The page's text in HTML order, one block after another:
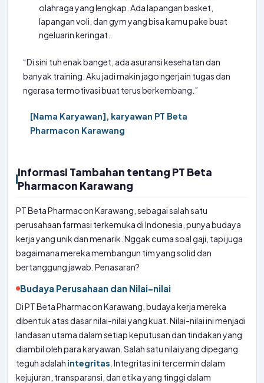
olahraga yang lengkap. Ada lapangan basket,
lapangan voli, dan gym yang bisa kamu pake buat
ngeluarin keringat.
“Di sini tuh enak banget, ada asuransi kesehatan dan
banyak training. Aku jadi makin jago ngerjain tugas dan
ngerasa termotivasi buat terus berkembang.”
[Nama Karyawan], karyawan PT Beta
Pharmacon Karawang
Informasi Tambahan tentang PT Beta
Pharmacon Karawang
PT Beta Pharmacon Karawang, sebagai salah satu
perusahaan farmasi terkemuka di Indonesia, punya budaya
kerja yang unik dan menarik. Nggak cuma soal gaji, tapi juga
bagaimana mereka membangun tim yang solid dan
bertanggung jawab. Penasaran?
Budaya Perusahaan dan Nilai-nilai
Di PT Beta Pharmacon Karawang, budaya kerja mereka
dibentuk atas dasar nilai-nilai yang kuat. Nilai-nilai ini menjadi
landasan utama dalam setiap keputusan dan tindakan yang
diambil oleh para karyawan. Salah satu nilai yang dipegang
teguh adalah integritas . Integritas ini tercermin dalam
kejujuran, transparansi, dan etika yang tinggi dalam